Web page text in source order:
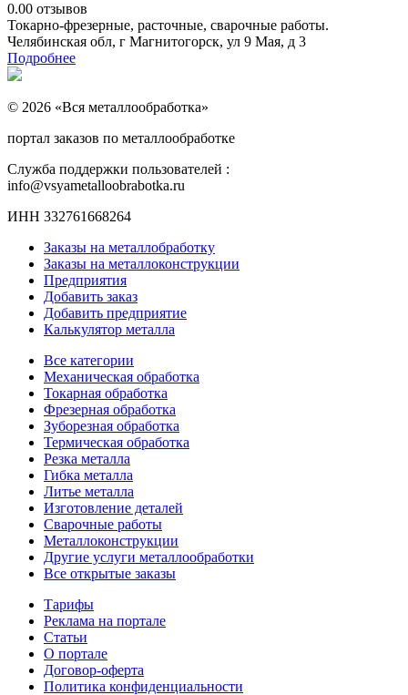
0.00 отзывов
Токарно-фрезерные, расточные, сварочные работы.
Челябинская обл, г Магнитогорск, ул 9 Мая, д 3
Подробнее
© 2026 «Вся металлообработка»
портал заказов по металлообработке
Служба поддержки пользователей :
info@vsyametalloobrabotka.ru
ИНН 332761668264
Заказы на металлобработку
Заказы на металлоконструкции
Предприятия
Добавить заказ
Добавить предприятие
Калькулятор металла
Все категории
Механическая обработка
Токарная обработка
Фрезерная обработка
Зуборезная обработка
Термическая обработка
Резка металла
Гибка металла
Литье металла
Изготовление деталей
Сварочные работы
Металлоконструкции
Другие услуги металлообработки
Все открытые заказы
Тарифы
Реклама на портале
Статьи
О портале
Договор-оферта
Политика конфиденциальности